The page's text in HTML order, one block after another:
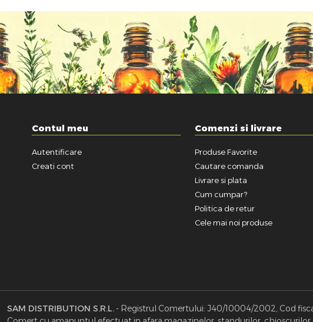
Contul meu
Autentificare
Creati cont
Comenzi si livrare
Produse Favorite
Cautare comanda
Livrare si plata
Cum cumpar?
Politica de retur
Cele mai noi produse
SAM DISTRIBUTION S.R.L. - Registrul Comertului: J40/10004/2002, Cod